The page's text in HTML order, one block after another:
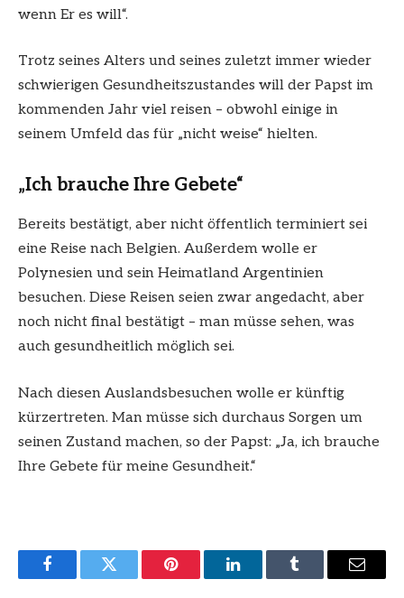
wenn Er es will“.
Trotz seines Alters und seines zuletzt immer wieder
schwierigen Gesundheitszustandes will der Papst im
kommenden Jahr viel reisen – obwohl einige in
seinem Umfeld das für „nicht weise“ hielten.
„Ich brauche Ihre Gebete“
Bereits bestätigt, aber nicht öffentlich terminiert sei
eine Reise nach Belgien. Außerdem wolle er
Polynesien und sein Heimatland Argentinien
besuchen. Diese Reisen seien zwar angedacht, aber
noch nicht final bestätigt – man müsse sehen, was
auch gesundheitlich möglich sei.
Nach diesen Auslandsbesuchen wolle er künftig
kürzertreten. Man müsse sich durchaus Sorgen um
seinen Zustand machen, so der Papst: „Ja, ich brauche
Ihre Gebete für meine Gesundheit.“
FacebookTwitter Pinterest LinkedInTumblr Email